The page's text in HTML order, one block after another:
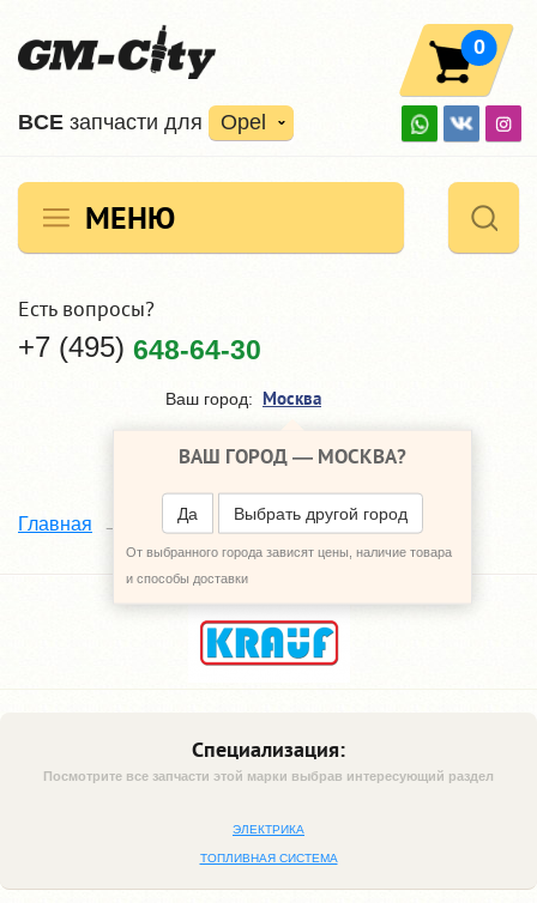
ВCE запчасти для Opel
0
МЕНЮ
Есть вопросы?
+7 (495) 648-64-30
Ваш город: Москва
ВАШ ГОРОД — МОСКВА?
Да Выбрать другой город
От выбранного города зависят цены, наличие товара
и способы доставки
Главная Наши поставщики KRAUF
Специализация:
Посмотрите все запчасти этой марки выбрав интересующий раздел
ЭЛЕКТРИКА
ТОПЛИВНАЯ СИСТЕМА